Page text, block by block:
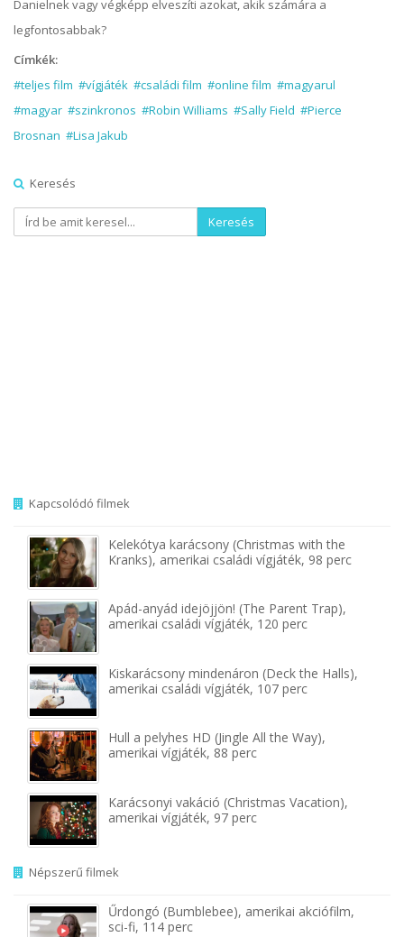
Danielnek vagy végképp elveszíti azokat, akik számára a
legfontosabbak?
Címkék:
#teljes film #vígjáték #családi film #online film #magyarul
#magyar #szinkronos #Robin Williams #Sally Field #Pierce
Brosnan #Lisa Jakub
Keresés
Keresés
Kapcsolódó filmek
Kelekótya karácsony (Christmas with the
Kranks), amerikai családi vígjáték, 98 perc
Apád-anyád idejöjjön! (The Parent Trap),
amerikai családi vígjáték, 120 perc
Kiskarácsony mindenáron (Deck the Halls),
amerikai családi vígjáték, 107 perc
Hull a pelyhes HD (Jingle All the Way),
amerikai vígjáték, 88 perc
Karácsonyi vakáció (Christmas Vacation),
amerikai vígjáték, 97 perc
Népszerű filmek
Űrdongó (Bumblebee), amerikai akciófilm,
sci-fi, 114 perc